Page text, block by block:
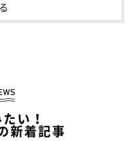
うしっかりと固定すれば、
心配も少なくなりますよ。
い！
新着記事